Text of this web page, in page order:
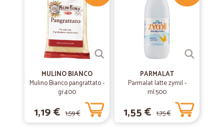
MULINO BIANCO
Mulino Bianco pangrattato -
gr.400
1,19 € 1,59 €
PARMALAT
Parmalat latte zymil -
ml.500
1,55 € 1,75 €